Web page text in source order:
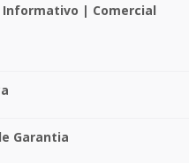
Informativo | Comercial
Garantia